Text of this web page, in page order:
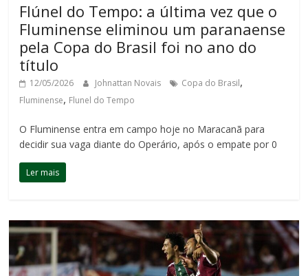
Flúnel do Tempo: a última vez que o
Fluminense eliminou um paranaense
pela Copa do Brasil foi no ano do
título
12/05/2026 Johnattan Novais Copa do Brasil,
Fluminense, Flunel do Tempo
O Fluminense entra em campo hoje no Maracanã para
decidir sua vaga diante do Operário, após o empate por 0
Ler mais